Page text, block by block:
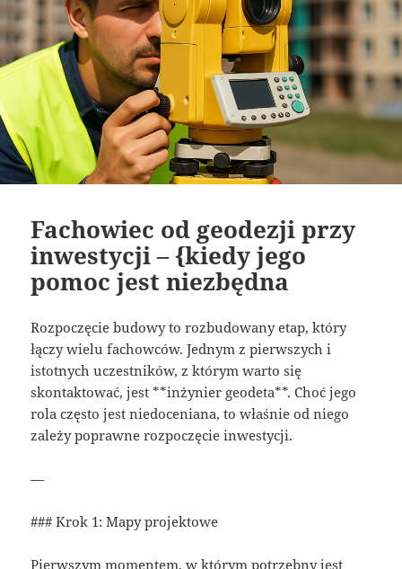
Fachowiec od geodezji przy
inwestycji – {kiedy jego
pomoc jest niezbędna
Rozpoczęcie budowy to rozbudowany etap, który
łączy wielu fachowców. Jednym z pierwszych i
istotnych uczestników, z którym warto się
skontaktować, jest **inżynier geodeta**. Choć jego
rola często jest niedoceniana, to właśnie od niego
zależy poprawne rozpoczęcie inwestycji.
—
### Krok 1: Mapy projektowe
Pierwszym momentem, w którym potrzebny jest